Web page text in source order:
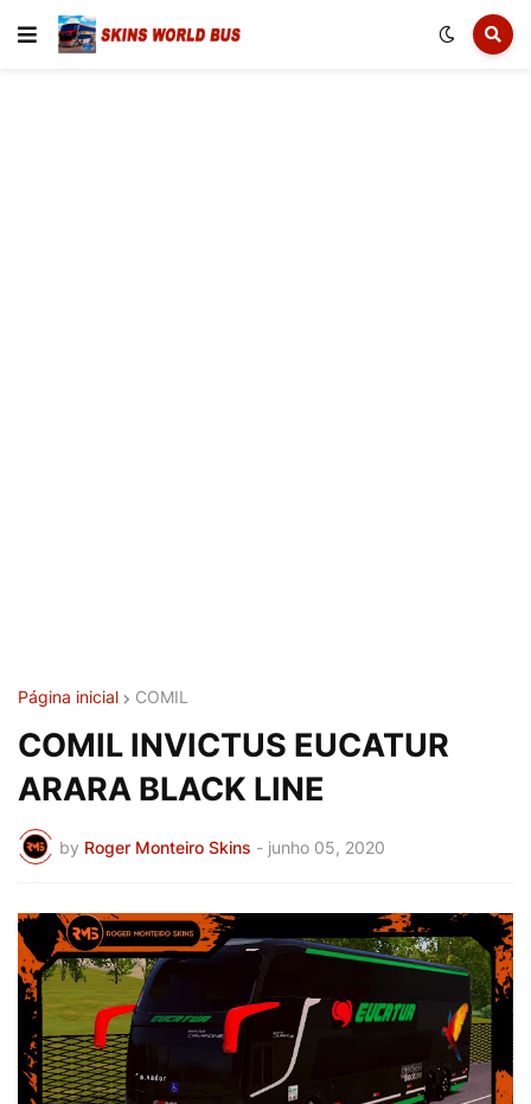
Página inicial COMIL
COMIL INVICTUS EUCATUR
ARARA BLACK LINE
by Roger Monteiro Skins - junho 05, 2020